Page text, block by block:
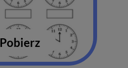
Pobierz